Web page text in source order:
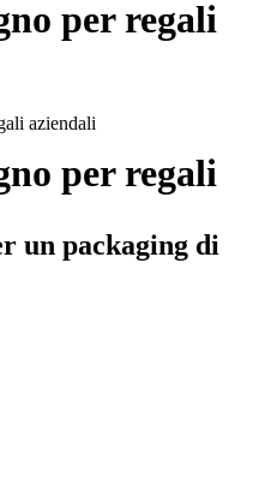
per regali
aziendali
per regali
un packaging di